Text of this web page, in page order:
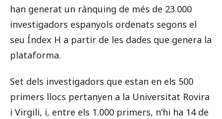
han generat un rànquing de més de 23.000
investigadors espanyols ordenats segons el
seu Índex H a partir de les dades que genera la
plataforma.
Set dels investigadors que estan en els 500
primers llocs pertanyen a la Universitat Rovira
i Virgili, i, entre els 1.000 primers, n’hi ha 14 de